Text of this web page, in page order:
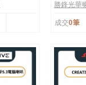
藍牙5.4
勝鋒光華
成交0筆